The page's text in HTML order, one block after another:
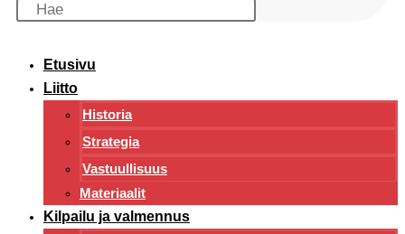
Etusivu
Liitto
Historia
Strategia
Vastuullisuus
Materiaalit
Kilpailu ja valmennus